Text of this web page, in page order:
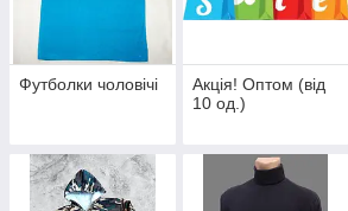
Футболки чоловічі
Акція! Оптом (від
10 од.)